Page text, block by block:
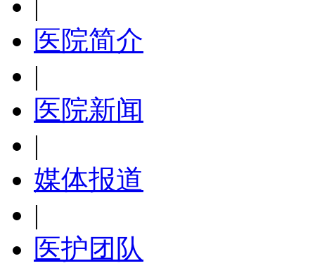
|
医院简介
|
医院新闻
|
媒体报道
|
医护团队